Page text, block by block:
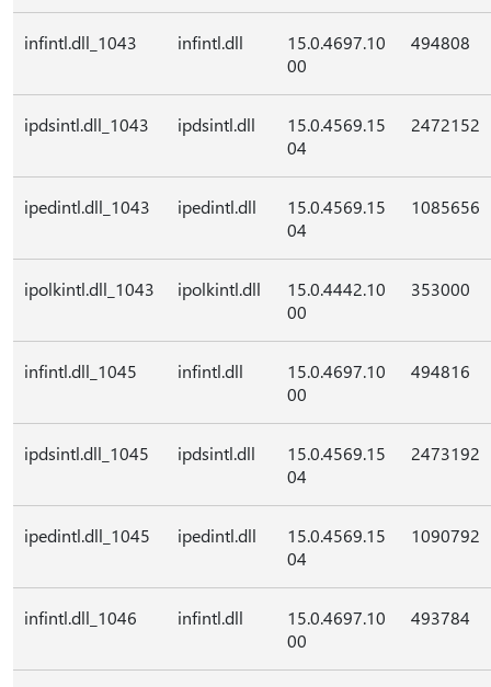
infintl.dll_1043 infintl.dll
15.0.4697.10
00
494808
ipdsintl.dll_1043 ipdsintl.dll
15.0.4569.15
04
2472152
ipedintl.dll_1043 ipedintl.dll
15.0.4569.15
04
1085656
ipolkintl.dll_1043 ipolkintl.dll
15.0.4442.10
00
353000
infintl.dll_1045 infintl.dll
15.0.4697.10
00
494816
ipdsintl.dll_1045 ipdsintl.dll
15.0.4569.15
04
2473192
ipedintl.dll_1045 ipedintl.dll
15.0.4569.15
04
1090792
infintl.dll_1046 infintl.dll
15.0.4697.10
00
493784